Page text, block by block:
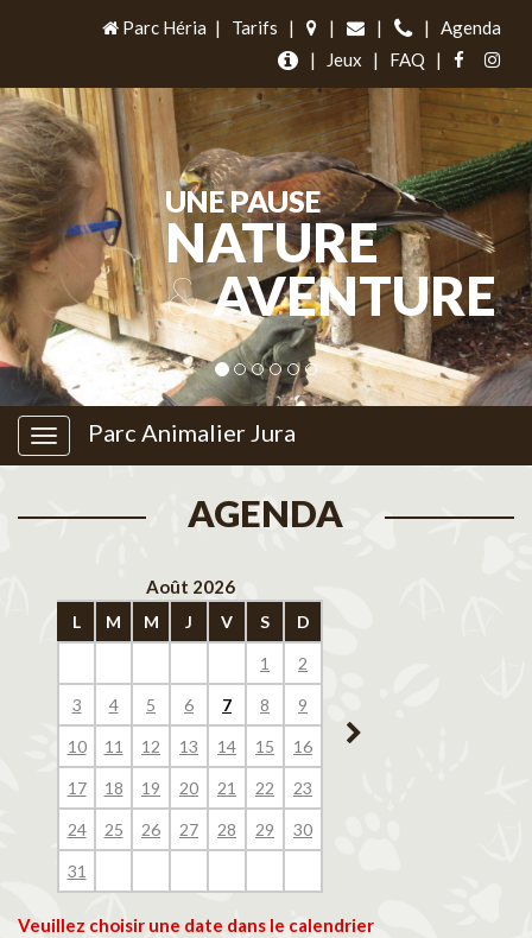
Parc Héria | Tarifs | | | |
Agenda
|
Jeux | FAQ |
UNE PAUSE
NATURE
&AVENTURE
Parc Animalier Jura
AGENDA
Août 2026
L M M J V S D
1 2
3 4 5 6 7 8 9
10 11 12 13 14 15 16
17 18 19 20 21 22 23
24 25 26 27 28 29 30
31
14
Veuillez choisir une date dans le calendrier